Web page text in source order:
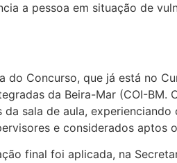
a pessoa em situação de
do Concurso, que já está no
da Beira-Mar (COI-
sala de aula,
e considerados aptos
final foi aplicada, na